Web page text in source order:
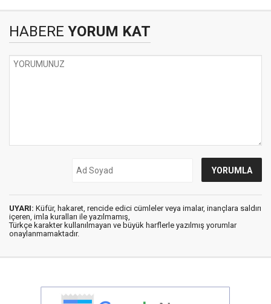
HABERE YORUM KAT
UYARI: Küfür, hakaret, rencide edici cümleler veya imalar, inançlara saldırı
içeren, imla kuralları ile yazılmamış,
Türkçe karakter kullanılmayan ve büyük harflerle yazılmış yorumlar
onaylanmamaktadır.